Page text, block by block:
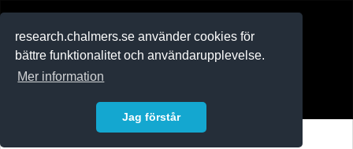
research.chalmers.se använder cookies för
bättre funktionalitet och användarupplevelse.
Mer information
Jag förstår